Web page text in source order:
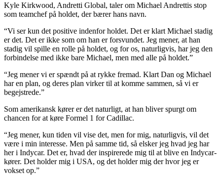
Kyle Kirkwood, Andretti Global, taler om Michael Andrettis stop
som teamchef på holdet, der bærer hans navn.
“Vi ser kun det positive indenfor holdet. Det er klart Michael stadig
er det. Det er ikke som om han er forsvundet. Jeg mener, at han
stadig vil spille en rolle på holdet, og for os, naturligvis, har jeg den
forbindelse med ikke bare Michael, men med alle på holdet.”
“Jeg mener vi er spændt på at rykke fremad. Klart Dan og Michael
har en plan, og deres plan virker til at komme sammen, så vi er
begejstrede.”
Som amerikansk kører er det naturligt, at han bliver spurgt om
chancen for at køre Formel 1 for Cadillac.
“Jeg mener, kun tiden vil vise det, men for mig, naturligvis, vil det
være i min interesse. Men på samme tid, så elsker jeg hvad jeg har
her i Indycar. Det er, hvad der inspirerede mig til at blive en Indycar-
kører. Det holder mig i USA, og det holder mig der hvor jeg er
vokset op.”